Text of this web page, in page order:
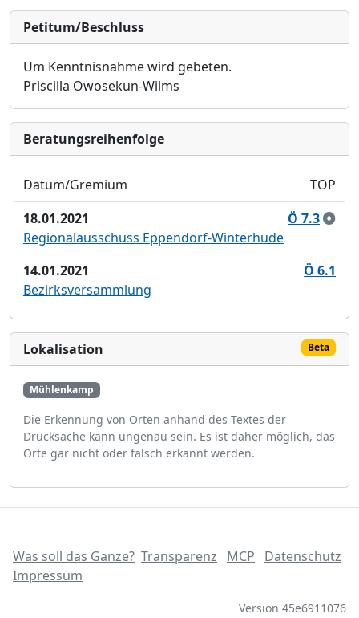
Petitum/Beschluss
Um Kenntnisnahme wird gebeten.
Priscilla Owosekun-Wilms
Bera­tungs­reihen­folge
Datum/Gremium
TOP
18.01.2021
Ö 7.3
Regionalausschuss Eppendorf-Winterhude
14.01.2021
Ö 6.1
Bezirksversammlung
Lokalisation Beta
Mühlenkamp
Die Erkennung von Orten anhand des Textes der
Drucksache kann ungenau sein. Es ist daher möglich, das
Orte gar nicht oder falsch erkannt werden.
Was soll das Ganze? Transparenz MCP
Datenschutz
Impressum
Version 45e6911076